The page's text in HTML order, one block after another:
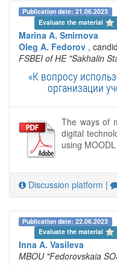
Publication date: 21.06.2023
Evaluate the material
Marina A. Smirnova
Oleg A. Fedorov ,
FSBEI of HE "Sakhalin
«К вопросу
организации
The ways of
digital
using
Discussion platform |
Publication date: 22.06.2023
Evaluate the material
Inna A. Vasileva
MBOU "Fedorovskaia